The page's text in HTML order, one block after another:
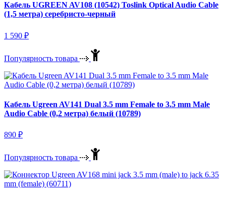
Кабель UGREEN AV108 (10542) Toslink Optical Audio Cable
(1,5 метра) серебристо-черный
1 590 ₽
Популярность товара
Кабель Ugreen AV141 Dual 3.5 mm Female to 3.5 mm Male
Audio Cable (0,2 метра) белый (10789)
890 ₽
Популярность товара